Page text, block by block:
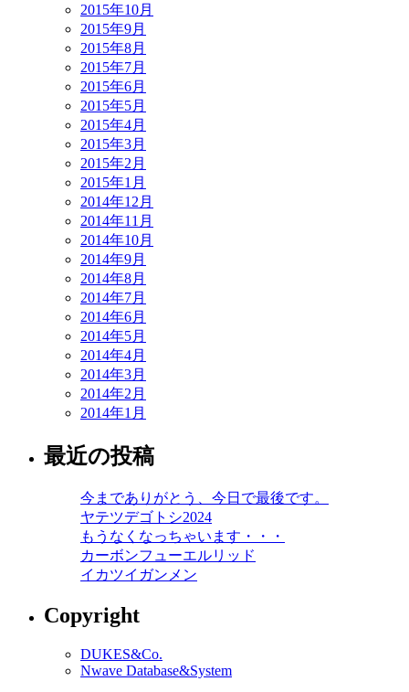
2015年10月
2015年9月
2015年8月
2015年7月
2015年6月
2015年5月
2015年4月
2015年3月
2015年2月
2015年1月
2014年12月
2014年11月
2014年10月
2014年9月
2014年8月
2014年7月
2014年6月
2014年5月
2014年4月
2014年3月
2014年2月
2014年1月
最近の投稿
今までありがとう、今日で最後です。
ヤテツデゴトシ2024
もうなくなっちゃいます・・・
カーボンフューエルリッド
イカツイガンメン
Copyright
DUKES&Co.
Nwave Database&System